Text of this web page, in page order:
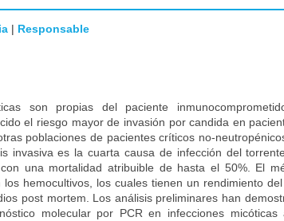
| Responsable
son propias del paciente
el riesgo mayor de invasión por candida en
poblaciones de pacientes críticos no-
invasiva es la cuarta causa de infección del
una mortalidad atribuible de hasta el 50%. El
hemocultivos, los cuales tienen un rendimiento
post mortem. Los análisis preliminares han
molecular por PCR en infecciones micóticas